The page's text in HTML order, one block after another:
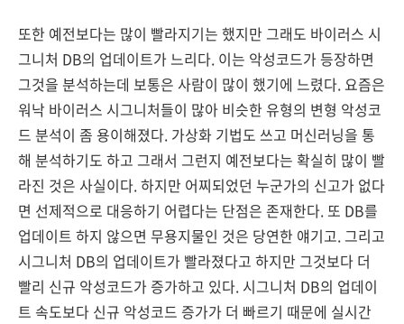
또한 예전보다는 많이 빨라지기는 했지만 그래도 바이러스 시
그니처 DB의 업데이트가 느리다. 이는 악성코드가 등장하면
그것을 분석하는데 보통은 사람이 많이 했기에 느렸다. 요즘은
워낙 바이러스 시그니처들이 많아 비슷한 유형의 변형 악성코
드 분석이 좀 용이해졌다. 가상화 기법도 쓰고 머신러닝을 통
해 분석하기도 하고 그래서 그런지 예전보다는 확실히 많이 빨
라진 것은 사실이다. 하지만 어찌되었던 누군가의 신고가 없다
면 선제적으로 대응하기 어렵다는 단점은 존재한다. 또 DB를
업데이트 하지 않으면 무용지물인 것은 당연한 얘기고. 그리고
시그니처 DB의 업데이트가 빨라졌다고 하지만 그것보다 더
빨리 신규 악성코드가 증가하고 있다. 시그니처 DB의 업데이
트 속도보다 신규 악성코드 증가가 더 빠르기 때문에 실시간